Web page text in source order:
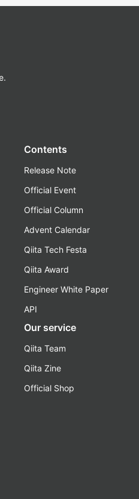
Contents
Release Note
Official Event
Official Column
Advent Calendar
Qiita Tech Festa
Qiita Award
Engineer White Paper
API
Our service
Qiita Team
Qiita Zine
Official Shop